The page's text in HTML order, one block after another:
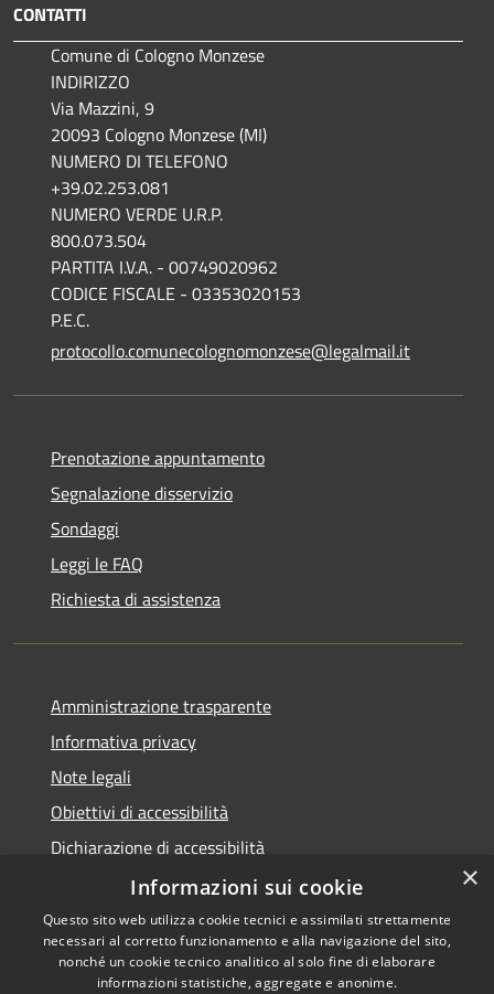
CONTATTI
Comune di Cologno Monzese
INDIRIZZO
Via Mazzini, 9
20093 Cologno Monzese (MI)
NUMERO DI TELEFONO
+39.02.253.081
NUMERO VERDE U.R.P.
800.073.504
PARTITA I.V.A. - 00749020962
CODICE FISCALE - 03353020153
P.E.C.
protocollo.comunecolognomonzese@legalmail.it
Prenotazione appuntamento
Segnalazione disservizio
Sondaggi
Leggi le FAQ
Richiesta di assistenza
Amministrazione trasparente
Informativa privacy
Note legali
Obiettivi di accessibilità
Dichiarazione di accessibilità
Open Data
×
Informazioni sui cookie
Questo sito web utilizza cookie tecnici e assimilati strettamente
necessari al corretto funzionamento e alla navigazione del sito,
nonché un cookie tecnico analitico al solo fine di elaborare
informazioni statistiche, aggregate e anonime.